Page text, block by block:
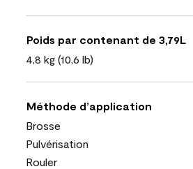
Poids par contenant de 3,79L
4,8 kg (10,6 lb)
Méthode d’application
Brosse
Pulvérisation
Rouler